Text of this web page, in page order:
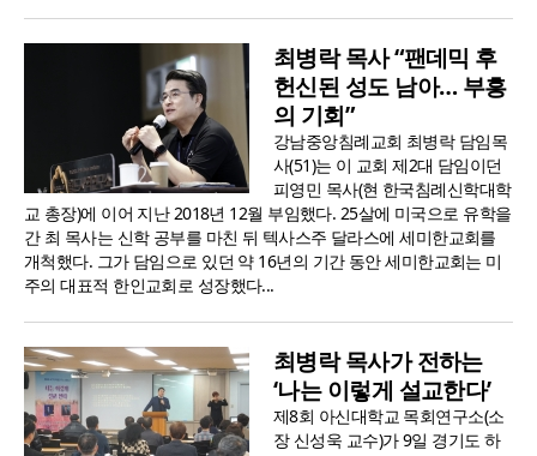
최병락 목사 “팬데믹 후
헌신된 성도 남아… 부흥
의 기회”
강남중앙침례교회 최병락 담임목
사(51)는 이 교회 제2대 담임이던
피영민 목사(현 한국침례신학대학
교 총장)에 이어 지난 2018년 12월 부임했다. 25살에 미국으로 유학을
간 최 목사는 신학 공부를 마친 뒤 텍사스주 달라스에 세미한교회를
개척했다. 그가 담임으로 있던 약 16년의 기간 동안 세미한교회는 미
주의 대표적 한인교회로 성장했다...
최병락 목사가 전하는
‘나는 이렇게 설교한다’
제8회 아신대학교 목회연구소(소
장 신성욱 교수)가 9일 경기도 하